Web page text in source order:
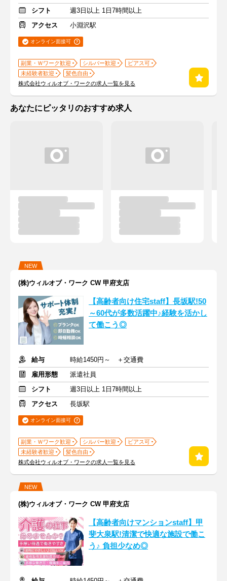
シフト
週3日以上 1日7時間以上
アクセス
小淵沢駅
オンライン面接可
副業・Ｗワーク歓迎 シルバー歓迎
ピアス可
未経験者歓迎
髪色自由
株式会社ウィルオブ・ワークの求人一覧を見る
あなたにピッタリのおすすめ求人
NEW
(株)ウィルオブ・ワーク CW 甲府支店
【高齢者向け住宅staff】長坂駅!50
～60代が多数活躍中♪経験を活かし
て働こう◎
給与
時給1450円～ ＋交通費
雇用形態
派遣社員
シフト
週3日以上 1日7時間以上
アクセス
長坂駅
オンライン面接可
副業・Ｗワーク歓迎 シルバー歓迎
ピアス可
未経験者歓迎
髪色自由
株式会社ウィルオブ・ワークの求人一覧を見る
NEW
(株)ウィルオブ・ワーク CW 甲府支店
【高齢者向けマンションstaff】甲
斐大泉駅!清潔で快適な施設で働こ
う♪ 負担少なめ◎